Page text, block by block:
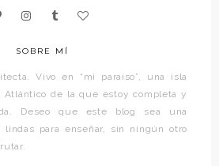
SOBRE MÍ
Vivo en “mi paraíso”, una isla
Atlántico de la que estoy completa y
Deseo que este blog sea una
lindas para enseñar, sin ningún otro